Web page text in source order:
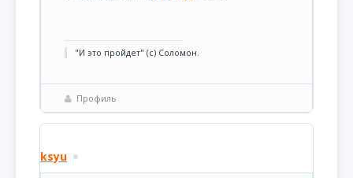
"И это пройдет" (с) Соломон.
Профиль
ksyu